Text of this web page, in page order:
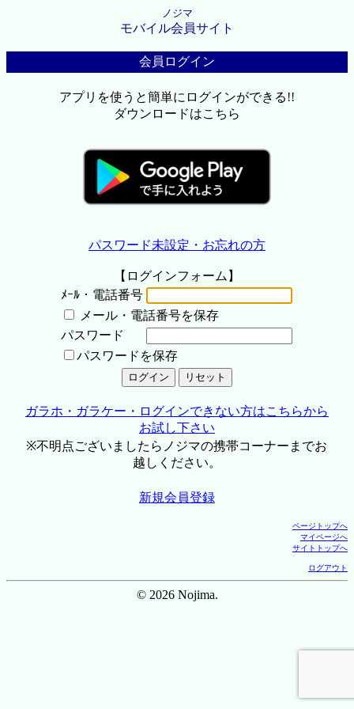
ノジマ
モバイル会員サイト
会員ログイン
アプリを使うと簡単にログインができる!!
ダウンロードはこちら
パスワード未設定・お忘れの方
【ログインフォーム】
ﾒｰﾙ・電話番号
メール・電話番号を保存
パスワード
パスワードを保存
ガラホ・ガラケー・ログインできない方はこちらから
お試し下さい
※不明点ございましたらノジマの携帯コーナーまでお
越しください。
新規会員登録
ページトップへ
マイページへ
サイトトップへ
ログアウト
© 2026 Nojima.